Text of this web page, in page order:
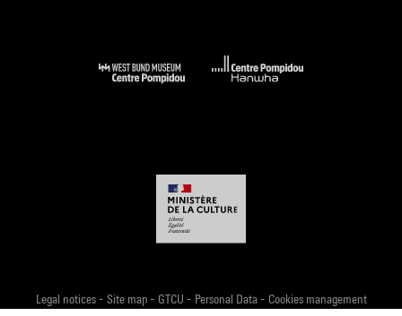
Legal notices- Site map- GTCU - Personal Data- Cookies management